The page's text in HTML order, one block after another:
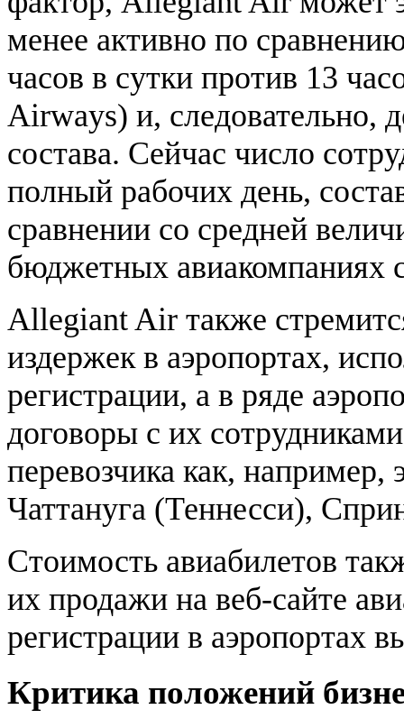
менее активно по
часов в сутки против 13
Airways) и, следовательно,
состава. Сейчас число
полный рабочих день,
сравнении со средней
бюджетных авиакомпаниях
Allegiant Air также
издержек в аэропортах,
регистрации, а в ряде
договоры с их
перевозчика как, например,
Чаттануга (Теннесси),
Стоимость авиабилетов
их продажи на веб-сайте
регистрации в аэропортах
Критика положений